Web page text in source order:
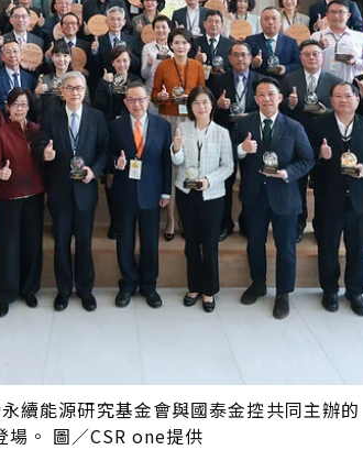
續能源研究基金會與國泰金控共同主辦
。 圖／CSR one提供